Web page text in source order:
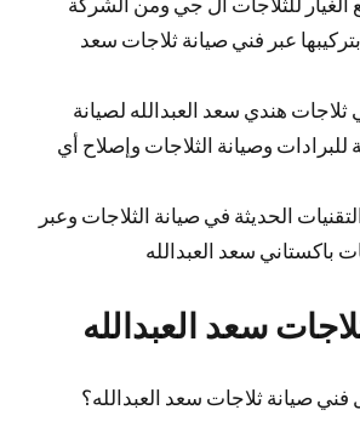
عبر فني صيانة ثلاجات سعد
هندي سعد العبدالله لصيانة
للبرادات وصيانة الثلاجات وإصلاح أي
الحديثة في صيانة الثلاجات وعبر
باكستاني سعد العبدالله
سعد العبدالله
صيانة ثلاجات سعد العبدالله؟